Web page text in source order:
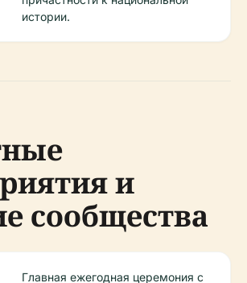
истории.
и
сообщества
Главная ежегодная церемония с